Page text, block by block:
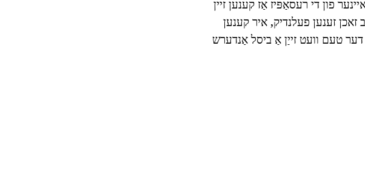
פון די רעסאַפּיז אַז קענען זיין
זענען פעלנדיק, איר קענען
דער טעם וועט זייַן אַ ביסל אַנדערש